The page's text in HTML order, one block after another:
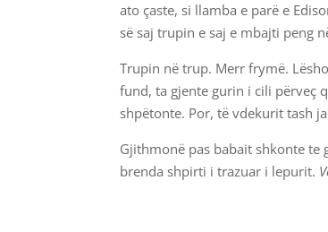
ato çaste, si llamba e parë e
së saj trupin e saj e mbajti peng
Trupin në trup. Merr frymë.
fund, ta gjente gurin i cili përveç
shpëtonte. Por, të vdekurit tash
Gjithmonë pas babait shkonte te
brenda shpirti i trazuar i lepurit.